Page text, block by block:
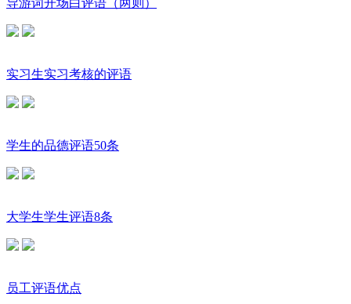
导游词开场白评语（两则）
实习生实习考核的评语
学生的品德评语50条
大学生学生评语8条
员工评语优点